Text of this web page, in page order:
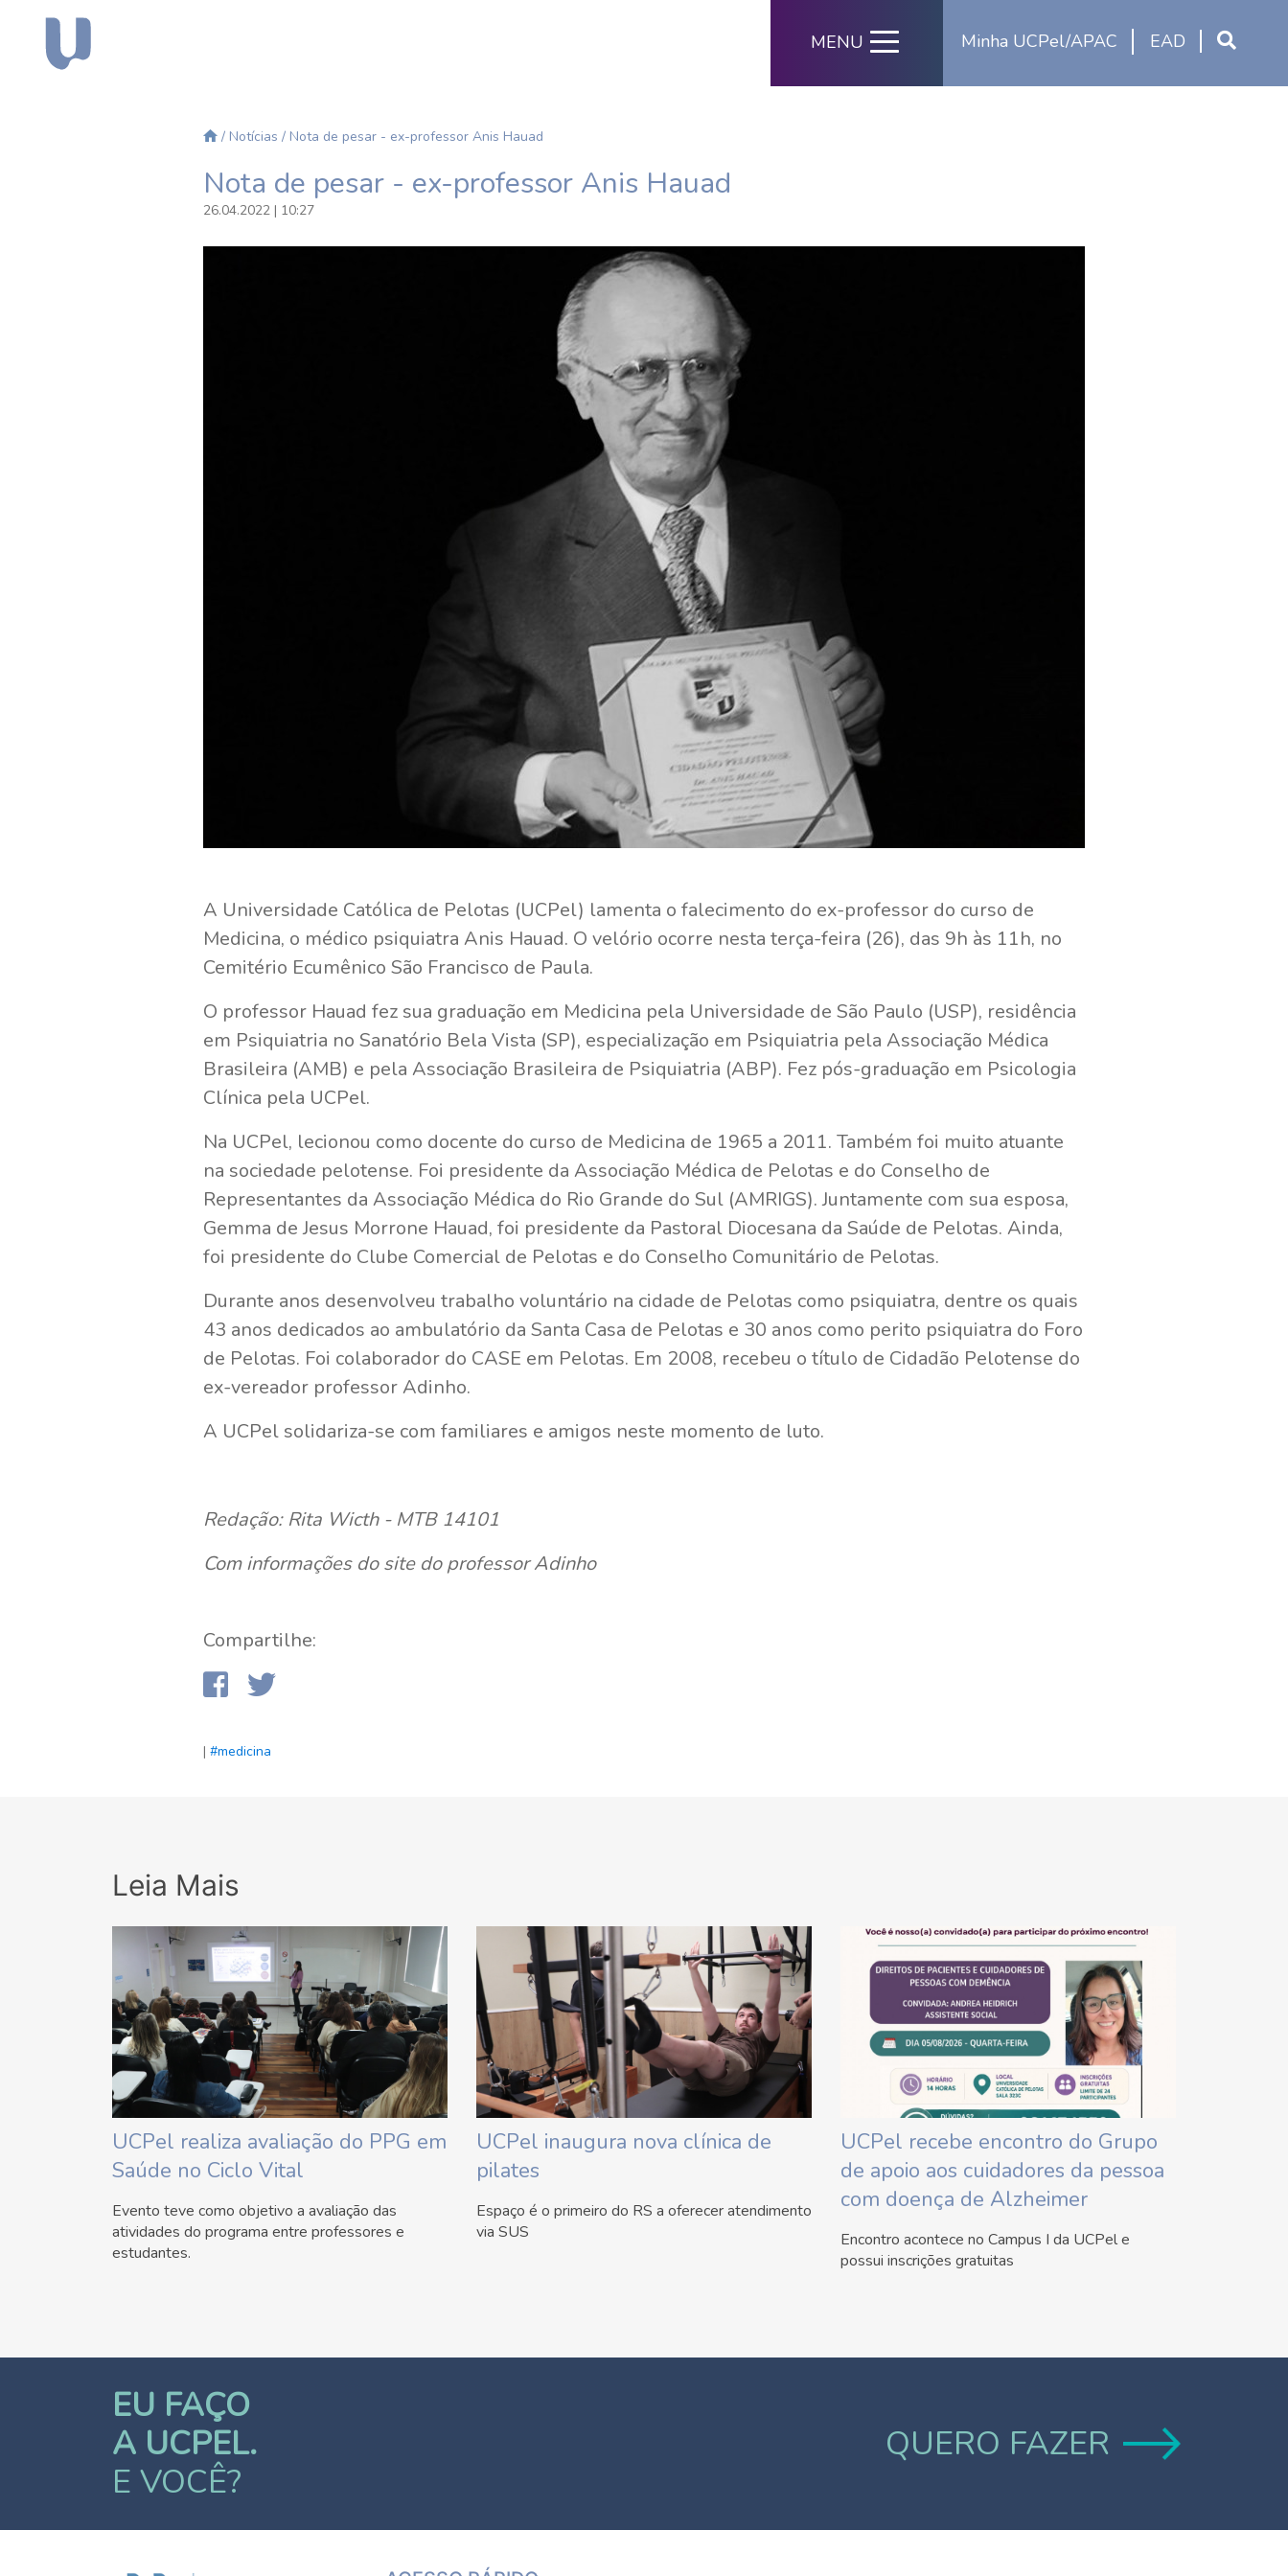
Minha UCPel/APAC EAD
MENU
/ Notícias / Nota de pesar - ex-professor Anis Hauad
Nota de pesar - ex-professor Anis Hauad
26.04.2022 | 10:27
A Universidade Católica de Pelotas (UCPel) lamenta o falecimento do ex-professor do curso de
Medicina, o médico psiquiatra Anis Hauad. O velório ocorre nesta terça-feira (26), das 9h às 11h, no
Cemitério Ecumênico São Francisco de Paula.
O professor Hauad fez sua graduação em Medicina pela Universidade de São Paulo (USP), residência
em Psiquiatria no Sanatório Bela Vista (SP), especialização em Psiquiatria pela Associação Médica
Brasileira (AMB) e pela Associação Brasileira de Psiquiatria (ABP). Fez pós-graduação em Psicologia
Clínica pela UCPel.
Na UCPel, lecionou como docente do curso de Medicina de 1965 a 2011. Também foi muito atuante
na sociedade pelotense. Foi presidente da Associação Médica de Pelotas e do Conselho de
Representantes da Associação Médica do Rio Grande do Sul (AMRIGS). Juntamente com sua esposa,
Gemma de Jesus Morrone Hauad, foi presidente da Pastoral Diocesana da Saúde de Pelotas. Ainda,
foi presidente do Clube Comercial de Pelotas e do Conselho Comunitário de Pelotas.
Durante anos desenvolveu trabalho voluntário na cidade de Pelotas como psiquiatra, dentre os quais
43 anos dedicados ao ambulatório da Santa Casa de Pelotas e 30 anos como perito psiquiatra do Foro
de Pelotas. Foi colaborador do CASE em Pelotas. Em 2008, recebeu o título de Cidadão Pelotense do
ex-vereador professor Adinho.
A UCPel solidariza-se com familiares e amigos neste momento de luto.
Redação: Rita Wicth - MTB 14101
Com informações do site do professor Adinho
Compartilhe:
| #medicina
Leia Mais
UCPel realiza avaliação do PPG em
Saúde no Ciclo Vital
Evento teve como objetivo a avaliação das
atividades do programa entre professores e
estudantes.
UCPel inaugura nova clínica de
pilates
Espaço é o primeiro do RS a oferecer atendimento
via SUS
UCPel recebe encontro do Grupo
de apoio aos cuidadores da pessoa
com doença de Alzheimer
Encontro acontece no Campus I da UCPel e
possui inscrições gratuitas
EU FAÇO
A UCPEL.
E VOCÊ?
QUERO FAZER